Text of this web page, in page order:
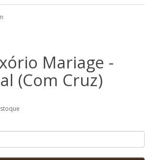
Mariage -
(Com Cruz)